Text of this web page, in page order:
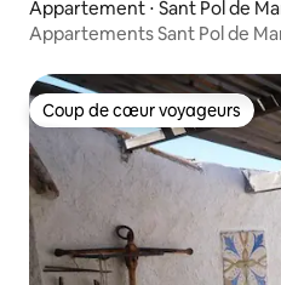
Appartement ⋅ Sant Pol de
Appartements Sant Pol de
Coup de cœur voyageurs
Coup de cœur voyageurs